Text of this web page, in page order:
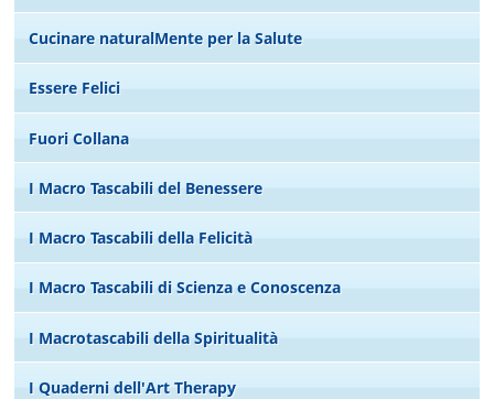
Cucinare naturalMente per la Salute
Essere Felici
Fuori Collana
I Macro Tascabili del Benessere
I Macro Tascabili della Felicità
I Macro Tascabili di Scienza e Conoscenza
I Macrotascabili della Spiritualità
I Quaderni dell'Art Therapy